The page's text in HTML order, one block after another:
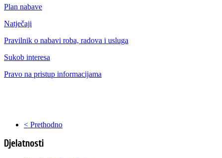
Plan nabave
Natječaji
Pravilnik o nabavi roba, radova i usluga
Sukob interesa
Pravo na pristup informacijama
< Prethodno
Djelatnosti